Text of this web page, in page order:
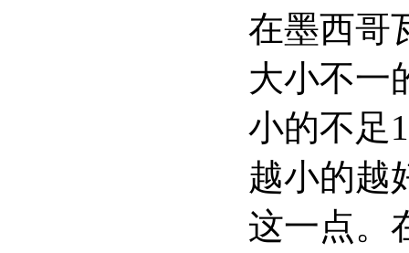
在墨西哥
大小不一
小的不足 1
越小的越
这一点。